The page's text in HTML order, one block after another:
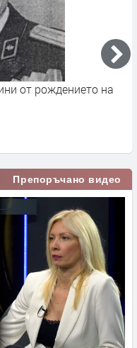
от рождението на
Препоръчано видео